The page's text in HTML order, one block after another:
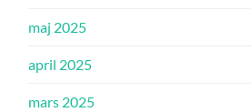
maj 2025
april 2025
mars 2025